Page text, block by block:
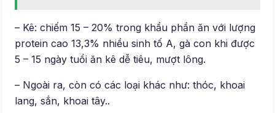
– Kê: chiếm 15 – 20% trong khẩu phần ăn với lượng
protein cao 13,3% nhiều sinh tố A, gà con khi được
5 – 15 ngày tuổi ăn kê dễ tiêu, mượt lông.
– Ngoài ra, còn có các loại khác như: thóc, khoai
lang, sắn, khoai tây..